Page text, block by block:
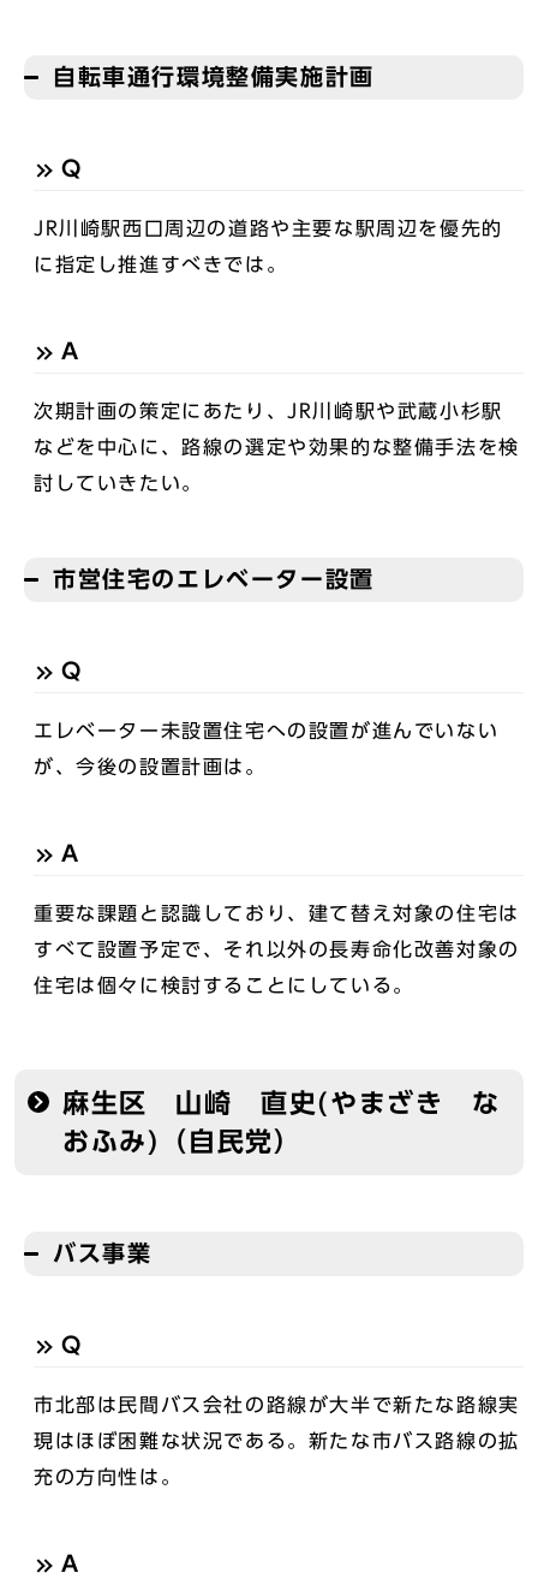
自転車通行環境整備実施計画
Q
JR川崎駅西口周辺の道路や主要な駅周辺を優先的
に指定し推進すべきでは。
A
次期計画の策定にあたり、JR川崎駅や武蔵小杉駅
などを中心に、路線の選定や効果的な整備手法を検
討していきたい。
市営住宅のエレベーター設置
Q
エレベーター未設置住宅への設置が進んでいない
が、今後の設置計画は。
A
重要な課題と認識しており、建て替え対象の住宅は
すべて設置予定で、それ以外の長寿命化改善対象の
住宅は個々に検討することにしている。
麻生区 山崎 直史(やまざき な
おふみ)（自民党）
バス事業
Q
市北部は民間バス会社の路線が大半で新たな路線実
現はほぼ困難な状況である。新たな市バス路線の拡
充の方向性は。
A